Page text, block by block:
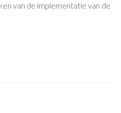
van de implementatie van de